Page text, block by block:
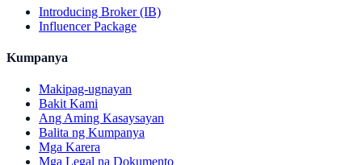
Introducing Broker (IB)
Influencer Package
Kumpanya
Makipag-ugnayan
Bakit Kami
Ang Aming Kasaysayan
Balita ng Kumpanya
Mga Karera
Mga Legal na Dokumento